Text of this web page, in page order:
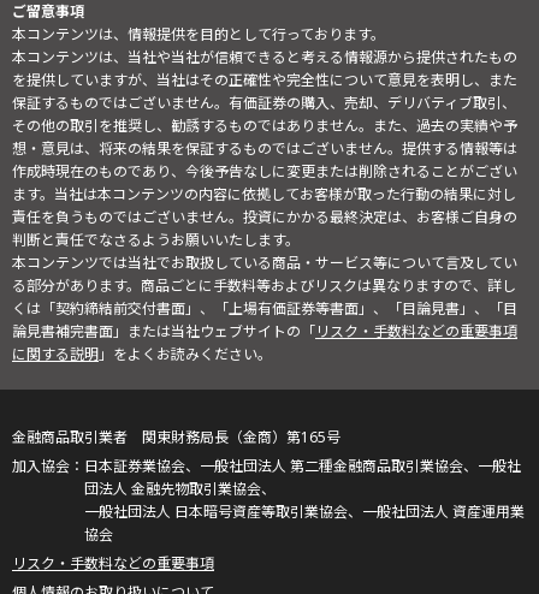
ご留意事項
本コンテンツは、情報提供を目的として行っております。
本コンテンツは、当社や当社が信頼できると考える情報源から提供されたもの
を提供していますが、当社はその正確性や完全性について意見を表明し、また
保証するものではございません。有価証券の購入、売却、デリバティブ取引、
その他の取引を推奨し、勧誘するものではありません。また、過去の実績や予
想・意見は、将来の結果を保証するものではございません。提供する情報等は
作成時現在のものであり、今後予告なしに変更または削除されることがござい
ます。当社は本コンテンツの内容に依拠してお客様が取った行動の結果に対し
責任を負うものではございません。投資にかかる最終決定は、お客様ご自身の
判断と責任でなさるようお願いいたします。
本コンテンツでは当社でお取扱している商品・サービス等について言及してい
る部分があります。商品ごとに手数料等およびリスクは異なりますので、詳し
くは「契約締結前交付書面」、「上場有価証券等書面」、「目論見書」、「目
論見書補完書面」または当社ウェブサイトの「リスク・手数料などの重要事項
に関する説明」をよくお読みください。
金融商品取引業者 関東財務局長（金商）第165号
日本証券業協会、一般社団法人 第二種金融商品取引業協会、一般社
団法人 金融先物取引業協会、
一般社団法人 日本暗号資産等取引業協会、一般社団法人 資産運用業
協会
リスク・手数料などの重要事項